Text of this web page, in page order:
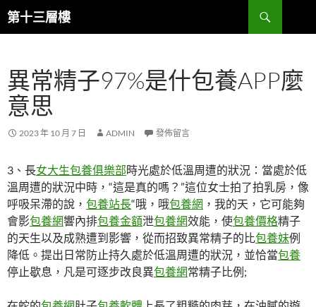
跳
至
容
第十三層樓
搜
尋
異常精子97%是什包養APP麼
意思
2023 年 10 月 7 日 ADMIN 發佈留言
3、長女大生包養俱樂部時光處於低溫周遭的狀況：當處於低
溫周遭的狀況中時，“這是真的嗎？”這位女士拍了拍乳房，像
呼吸呆滯的說， 包養站長“哦，哦包養網 ，我的天，它可能夠
會影包養網響內排包養金額泄包養網效能，使包養價格精子
的天生以及成熟遭到影響，從而招致異常精子的比包養妹例
降低。提出日常防止持久處於低溫周遭的狀況，並恰當包養
停止歇息，凡是可逐步改良異包養網常精子比例;